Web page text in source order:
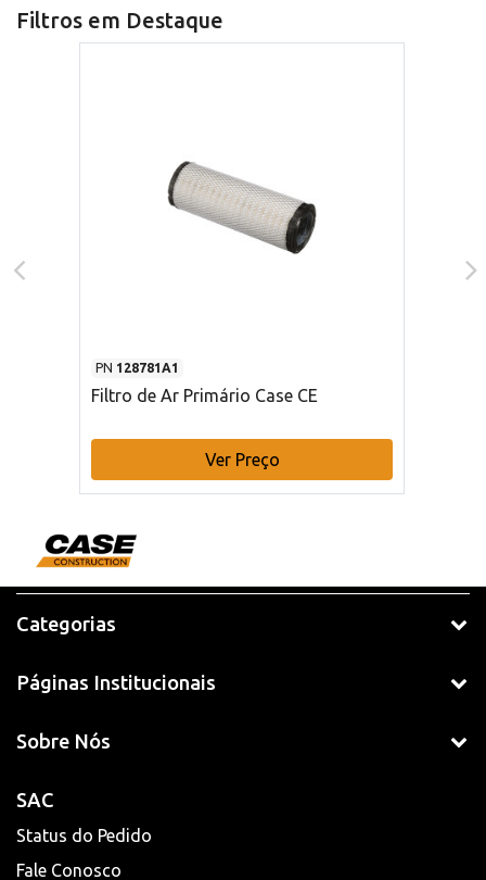
Filtros em Destaque
PN 128781A1
Filtro de Ar Primário Case CE
Ver Preço
Categorias
Páginas Institucionais
Sobre Nós
SAC
Status do Pedido
Fale Conosco